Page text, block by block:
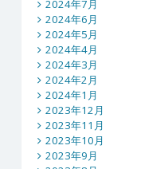
2024年7月
2024年6月
2024年5月
2024年4月
2024年3月
2024年2月
2024年1月
2023年12月
2023年11月
2023年10月
2023年9月